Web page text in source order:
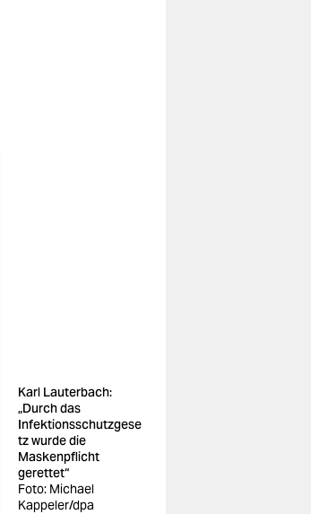
Karl Lauterbach:
„Durch das
Infektionsschutzgese
tz wurde die
Maskenpflicht
gerettet“
Foto: Michael
Kappeler/dpa